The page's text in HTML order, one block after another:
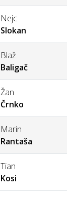
Nejc
Slokan
Blaž
Baligač
Žan
Črnko
Marin
Rantaša
Tian
Kosi